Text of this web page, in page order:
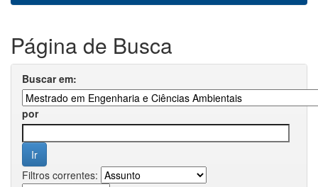
Página de Busca
Buscar em:
por
Filtros correntes: